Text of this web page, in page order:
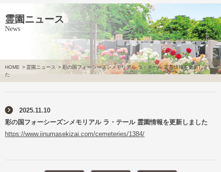
霊園ニュース
News
HOME > 霊園ニュース >彩の国フォーシーズンメモリアル ラ・テール 霊園情報を更新しまし
た
2025.11.10
彩の国フォーシーズンメモリアル ラ・テール 霊園情報を更新しました
https://www.iinumasekizai.com/cemeteries/1384/